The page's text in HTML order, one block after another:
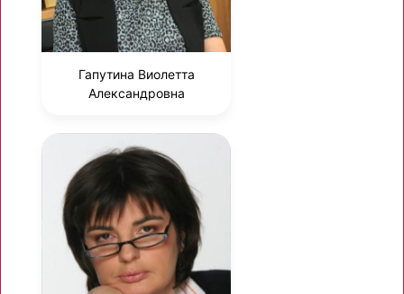
Гапутина Виолетта
Александровна